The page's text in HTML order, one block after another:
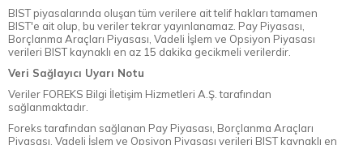
BIST piyasalarında oluşan tüm verilere ait telif hakları tamamen
BIST'e ait olup, bu veriler tekrar yayınlanamaz. Pay Piyasası,
Borçlanma Araçları Piyasası, Vadeli İşlem ve Opsiyon Piyasası
verileri BIST kaynaklı en az 15 dakika gecikmeli verilerdir.
Veri Sağlayıcı Uyarı Notu
Veriler FOREKS Bilgi İletişim Hizmetleri A.Ş. tarafından
sağlanmaktadır.
Foreks tarafından sağlanan Pay Piyasası, Borçlanma Araçları
Piyasası, Vadeli İşlem ve Opsiyon Piyasası verileri BIST kaynaklı en